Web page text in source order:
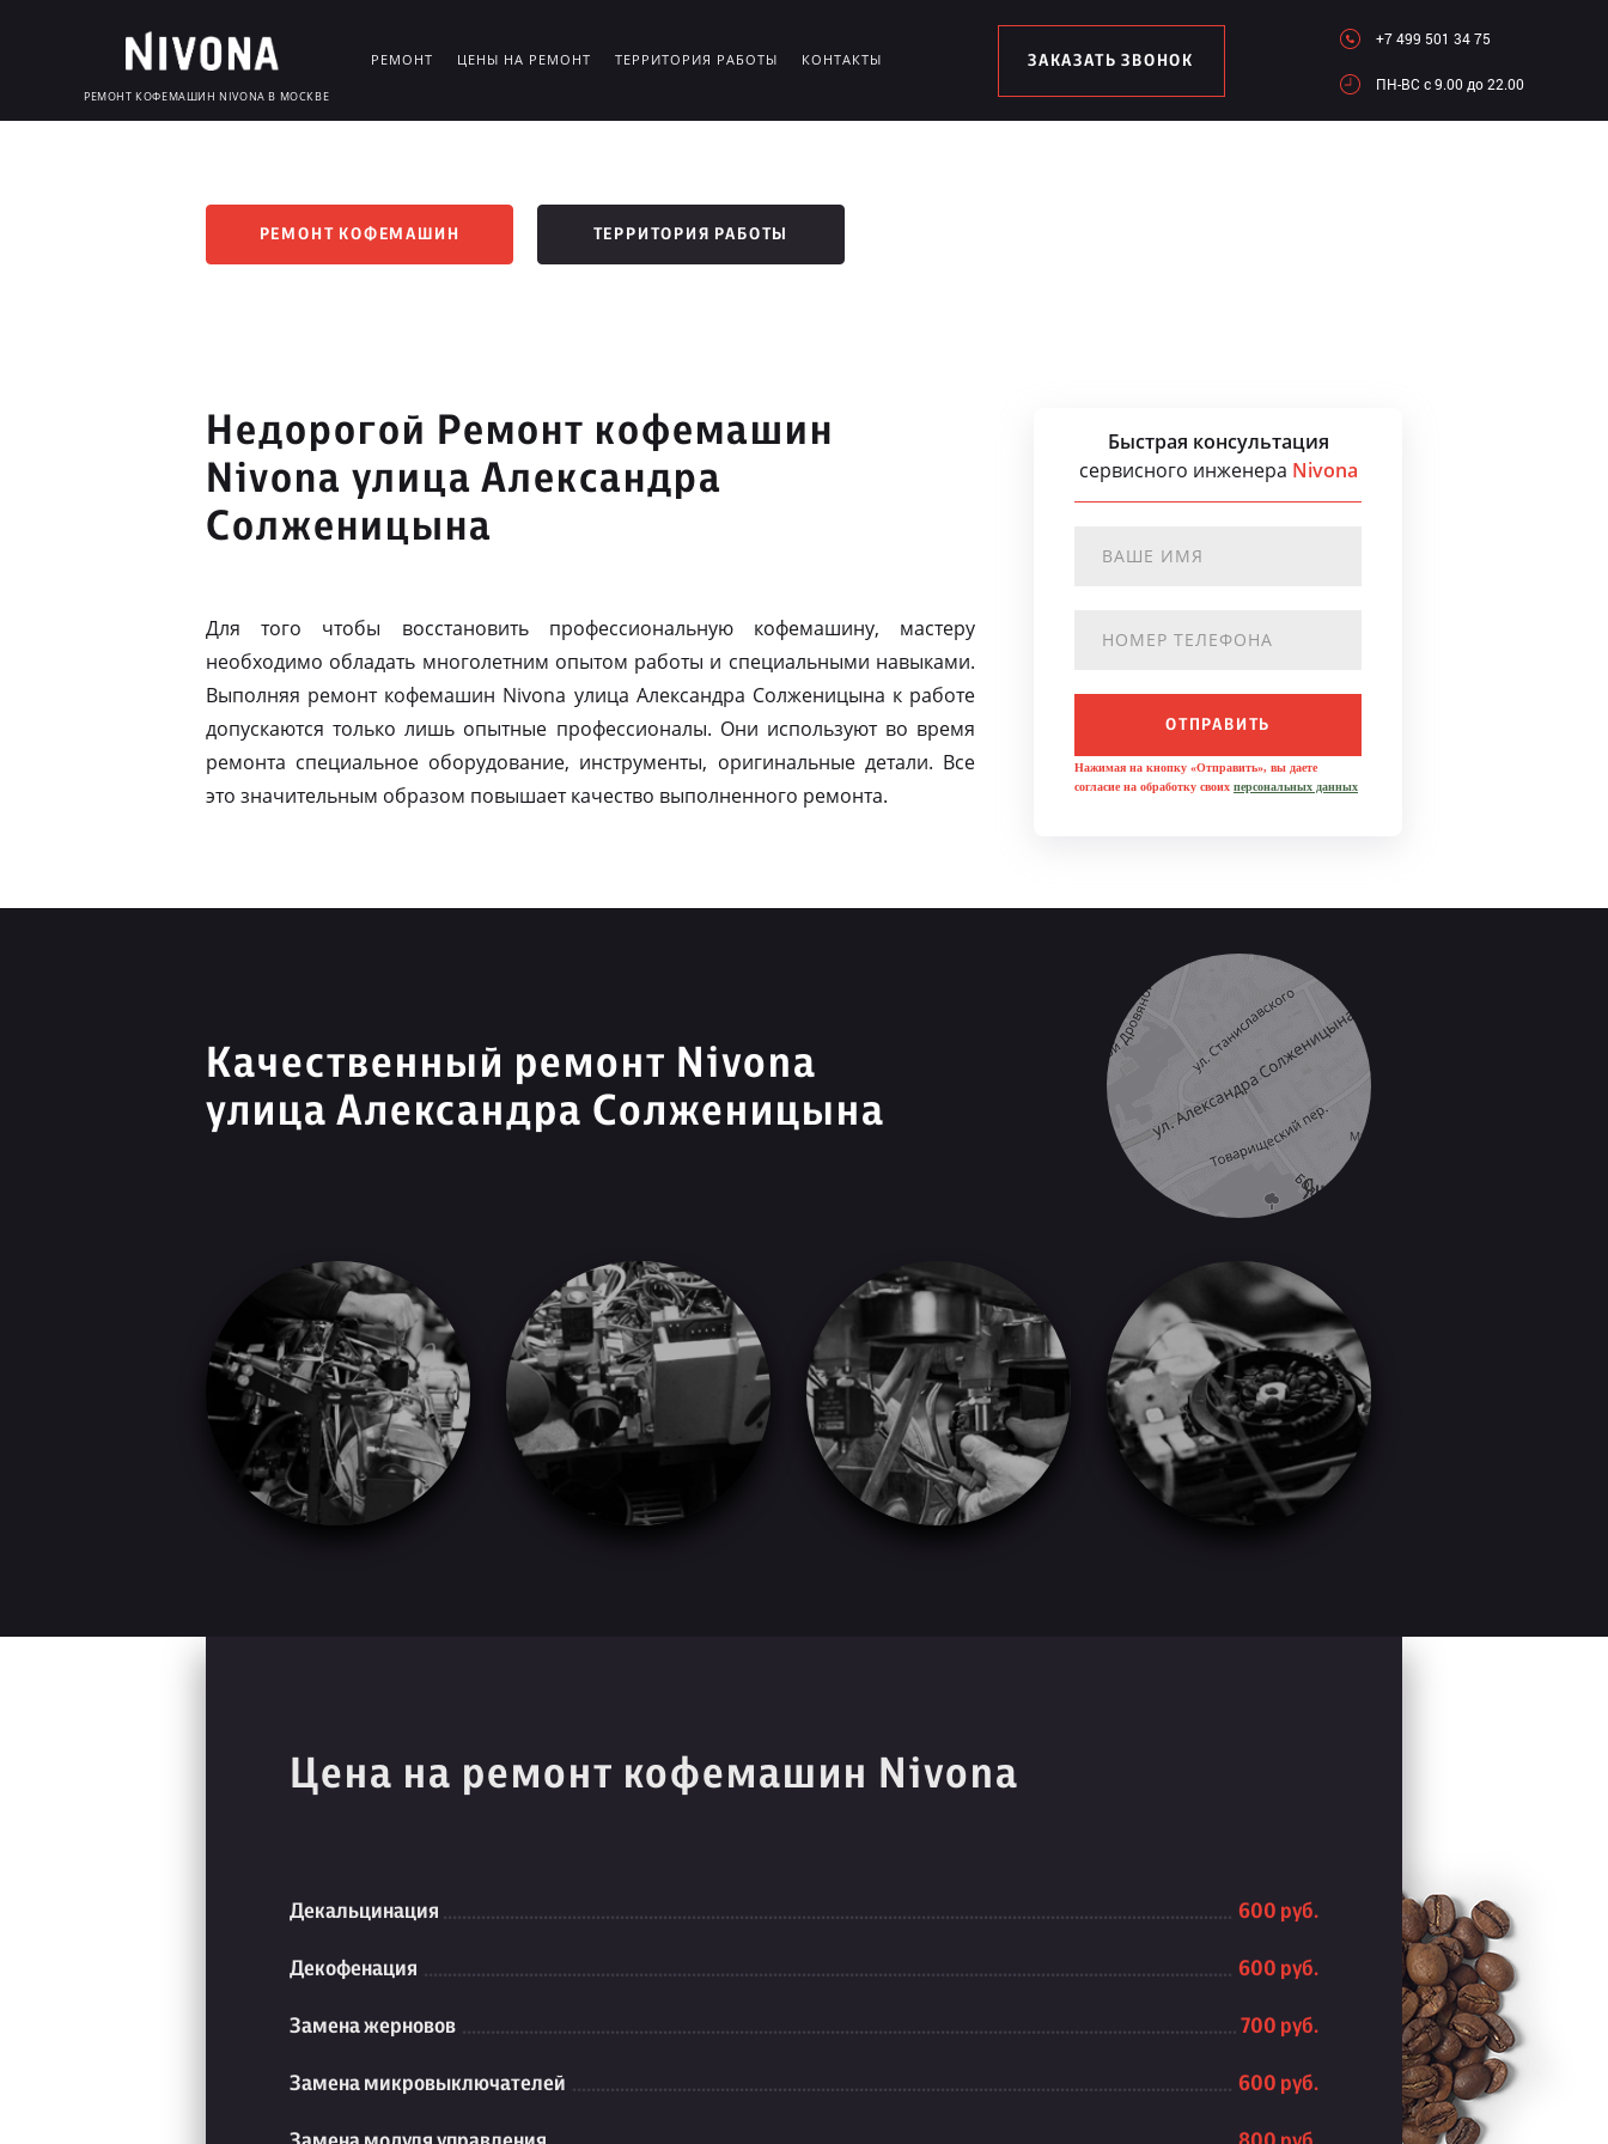
РЕМОНТ КОФЕМАШИН NIVONA В МОСКВЕ
РЕМОНТ ЦЕНЫ НА РЕМОНТ ТЕРРИТОРИЯ РАБОТЫ КОНТАКТЫ ЗАКАЗАТЬ ЗВОНОК
+7 499 501 34 75
ПН-ВC c 9.00 до 22.00
РЕМОНТ КОФЕМАШИН ТЕРРИТОРИЯ РАБОТЫ
Недорогой Ремонт кофемашин
Nivona улица Александра
Солженицына
Для того чтобы восстановить профессиональную кофемашину, мастеру
необходимо обладать многолетним опытом работы и специальными навыками.
Выполняя ремонт кофемашин Nivona улица Александра Солженицына к работе
допускаются только лишь опытные профессионалы. Они используют во время
ремонта специальное оборудование, инструменты, оригинальные детали. Все
это значительным образом повышает качество выполненного ремонта.
Быстрая консультация
сервисного инженера Nivona
ОТПРАВИТЬ
Нажимая на кнопку «Отправить», вы даете
согласие на обработку своих персональных данных
Качественный ремонт Nivona
улица Александра Солженицына
Цена на ремонт кофемашин Nivona
Декальцинация 600 руб.
Декофенация 600 руб.
Замена жерновов 700 руб.
Замена микровыключателей 600 руб.